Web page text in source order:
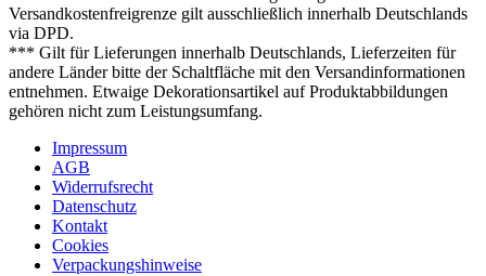
Versandkostenfreigrenze gilt ausschließlich innerhalb Deutschlands
via DPD.
*** Gilt für Lieferungen innerhalb Deutschlands, Lieferzeiten für
andere Länder bitte der Schaltfläche mit den Versandinformationen
entnehmen. Etwaige Dekorationsartikel auf Produktabbildungen
gehören nicht zum Leistungsumfang.
Impressum
AGB
Widerrufsrecht
Datenschutz
Kontakt
Cookies
Verpackungshinweise